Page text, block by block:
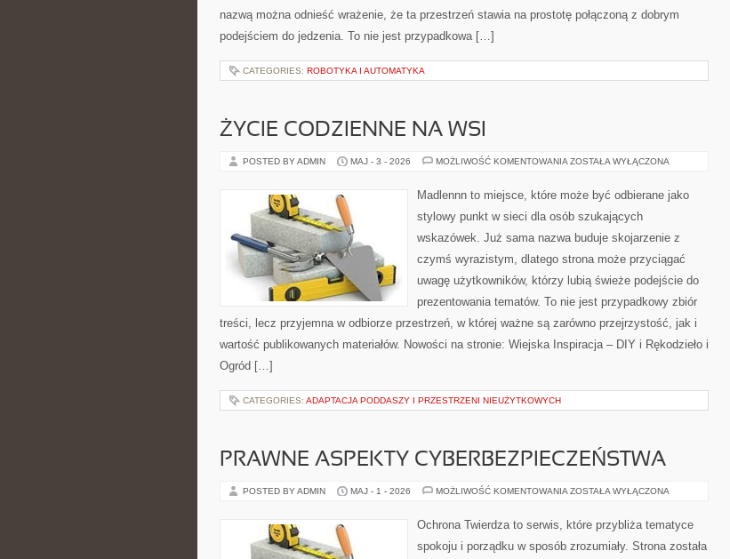
nazwą można odnieść wrażenie, że ta przestrzeń stawia na prostotę połączoną z dobrym
podejściem do jedzenia. To nie jest przypadkowa […]
CATEGORIES: ROBOTYKA I AUTOMATYKA
ŻYCIE CODZIENNE NA WSI
POSTED BY ADMIN MAJ - 3 - 2026 MOŻLIWOŚĆ KOMENTOWANIA ŻYCIE
WSI
ZOSTAŁA WYŁĄCZONA
Madlennn to miejsce, które może być odbierane jako
stylowy punkt w sieci dla osób szukających
wskazówek. Już sama nazwa buduje skojarzenie z
czymś wyrazistym, dlatego strona może przyciągać
uwagę użytkowników, którzy lubią świeże podejście do
prezentowania tematów. To nie jest przypadkowy zbiór
treści, lecz przyjemna w odbiorze przestrzeń, w której ważne są zarówno przejrzystość, jak i
wartość publikowanych materiałów. Nowości na stronie: Wiejska Inspiracja – DIY i Rękodzieło i
Ogród […]
CATEGORIES: ADAPTACJA PODDASZY I PRZESTRZENI NIEUŻYTKOWYCH
PRAWNE ASPEKTY CYBERBEZPIECZEŃSTWA
POSTED BY ADMIN MAJ - 1 - 2026 MOŻLIWOŚĆ KOMENTOWANIA PRAWNE
ZOSTAŁA WYŁĄCZONA
Ochrona Twierdza to serwis, które przybliża tematyce
spokoju i porządku w sposób zrozumiały. Strona została